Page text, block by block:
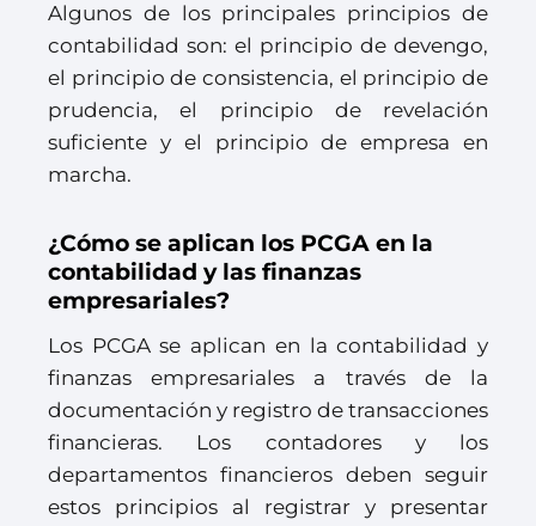
Algunos de los principales principios de
contabilidad son: el principio de devengo,
el principio de consistencia, el principio de
prudencia, el principio de revelación
suficiente y el principio de empresa en
marcha.
¿Cómo se aplican los PCGA en la
contabilidad y las finanzas
empresariales?
Los PCGA se aplican en la contabilidad y
finanzas empresariales a través de la
documentación y registro de transacciones
financieras. Los contadores y los
departamentos financieros deben seguir
estos principios al registrar y presentar